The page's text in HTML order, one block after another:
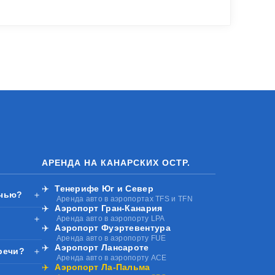
＋
＋
＋
АРЕНДА НА КАНАРСКИХ ОСТР.
✈️ Тенерифе Юг и Север
Аренда авто в аэропортах TFS и TFN
✈️ Аэропорт Гран-Канария
Аренда авто в аэропорту LPA
✈️ Аэропорт Фуэртевентура
Аренда авто в аэропорту FUE
✈️ Аэропорт Лансароте
Аренда авто в аэропорту ACE
✈️ Аэропорт Ла-Пальма